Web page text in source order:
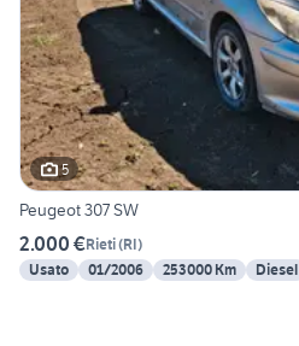
5
Peugeot 307 SW
2.000 €Rieti(RI)
Usato
01/2006 253000 Km Diesel